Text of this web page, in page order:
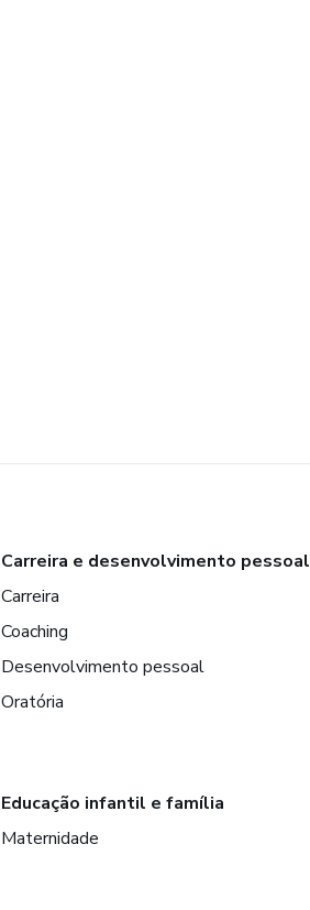
Carreira e desenvolvimento pessoal
Carreira
Coaching
Desenvolvimento pessoal
Oratória
Educação infantil e família
Maternidade